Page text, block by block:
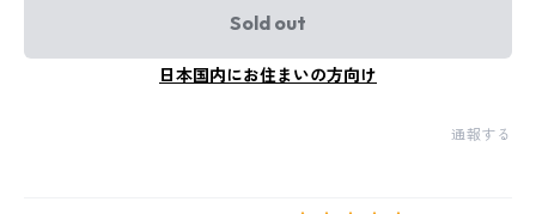
Sold out
日本国内にお住まいの方向け
通報する